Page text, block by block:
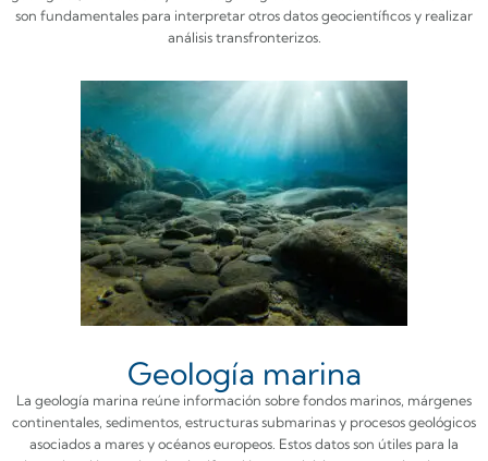
son fundamentales para interpretar otros datos geocientíficos y realizar
análisis transfronterizos.
Geología marina
La geología marina reúne información sobre fondos marinos, márgenes
continentales, sedimentos, estructuras submarinas y procesos geológicos
asociados a mares y océanos europeos. Estos datos son útiles para la